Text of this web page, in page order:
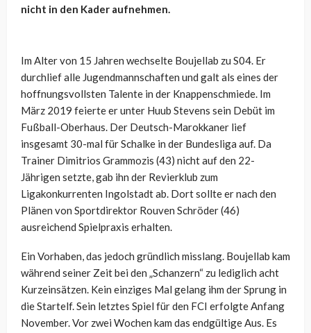
nicht in den Kader aufnehmen.
Im Alter von 15 Jahren wechselte Boujellab zu S04. Er
durchlief alle Jugendmannschaften und galt als eines der
hoffnungsvollsten Talente in der Knappenschmiede. Im
März 2019 feierte er unter Huub Stevens sein Debüt im
Fußball-Oberhaus. Der Deutsch-Marokkaner lief
insgesamt 30-mal für Schalke in der Bundesliga auf. Da
Trainer Dimitrios Grammozis (43) nicht auf den 22-
Jährigen setzte, gab ihn der Revierklub zum
Ligakonkurrenten Ingolstadt ab. Dort sollte er nach den
Plänen von Sportdirektor Rouven Schröder (46)
ausreichend Spielpraxis erhalten.
Ein Vorhaben, das jedoch gründlich misslang. Boujellab kam
während seiner Zeit bei den „Schanzern“ zu lediglich acht
Kurzeinsätzen. Kein einziges Mal gelang ihm der Sprung in
die Startelf. Sein letztes Spiel für den FCI erfolgte Anfang
November. Vor zwei Wochen kam das endgültige Aus. Es